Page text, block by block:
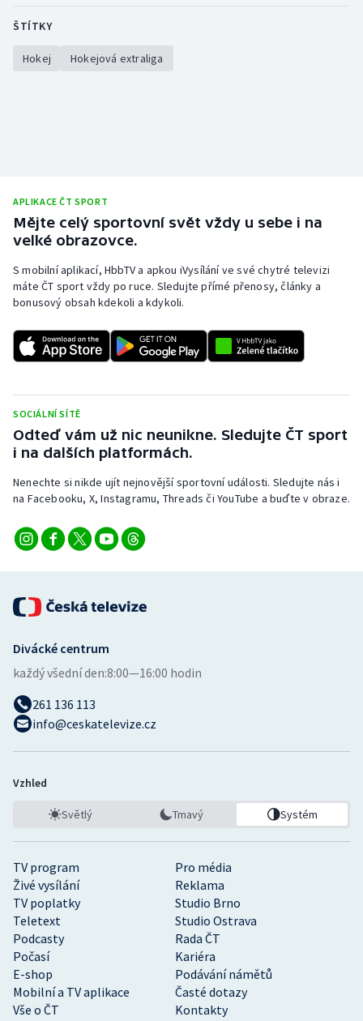
ŠTÍTKY
Hokej Hokejová extraliga
APLIKACE ČT SPORT
Mějte celý sportovní svět vždy u sebe i na
velké obrazovce.
S mobilní aplikací, HbbTV a apkou iVysílání ve své chytré televizi
máte ČT sport vždy po ruce. Sledujte přímé přenosy, články a
bonusový obsah kdekoli a kdykoli.
SOCIÁLNÍ SÍTĚ
Odteď vám už nic neunikne. Sledujte ČT sport
i na dalších platformách.
Nenechte si nikde ujít nejnovější sportovní události. Sledujte nás i
na Facebooku, X, Instagramu, Threads či YouTube a buďte v obraze.
TV program
Pro média
Živé vysílání
Reklama
TV poplatky
Studio Brno
Teletext
Studio Ostrava
Podcasty
Rada ČT
Počasí
Kariéra
E-shop
Podávání námětů
Mobilní a TV aplikace
Časté dotazy
Vše o ČT
Kontakty
Divácké centrum
každý všední den:8:00—16:00 hodin
261 136 113
info@ceskatelevize.cz
Vzhled
Světlý Tmavý Systém